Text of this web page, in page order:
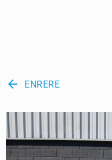
arrow_back ENRERE